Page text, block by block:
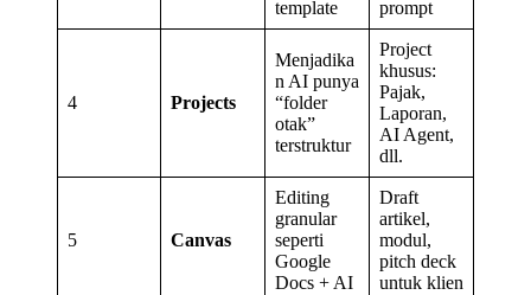
template
prompt
4 Projects
Menjadika
n AI punya
“folder
otak”
terstruktur
Project
khusus:
Pajak,
Laporan,
AI Agent,
dll.
5 Canvas
Editing
granular
seperti
Google
Docs + AI
Draft
artikel,
modul,
pitch deck
untuk klien